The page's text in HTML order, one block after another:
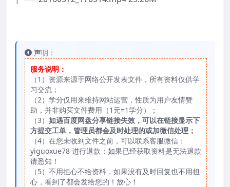
声明：
服务说明：
（1）资源来源于网络公开发表文件，所有资料仅供学
习交流；
（2）学分仅用来维持网站运营，性质为用户友情赞
助，并非购买文件费用（1元=1学分）；
（3） 如遇百度网盘分享链接失效，可以在链接显示下
方提交工单，管理员都会及时处理的或加微信处理；
（4）在您未收到文件之前，可以联系客服微信：
yiguoxue78 进行退款；如果已经获取资料是无法退款
请悉知！
（5）不用担心不给资料，如果没有及时回复也不用担
心，看到了都会发给您的！放心！